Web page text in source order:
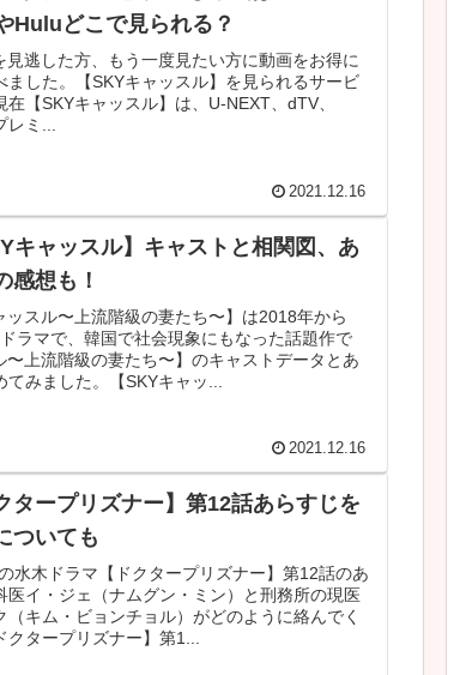
Huluどこで見られる？
見逃した方、もう一度見たい方に動画をお得に
ました。【SKYキャッスル】を見られるサービ
【SKYキャッスル】は、U-NEXT、dTV、
ミ...
2021.12.16
キャッスル】キャストと相関図、あ
感想も！
ッスル〜上流階級の妻たち〜】は2018年から
ラマで、韓国で社会現象にもなった話題作で
〜上流階級の妻たち〜】のキャストデータとあ
みました。【SKYキャッ...
2021.12.16
タープリズナー】第12話あらすじを
ついても
水木ドラマ【ドクタープリズナー】第12話のあ
医イ・ジェ（ナムグン・ミン）と刑務所の現医
（キム・ビョンチョル）がどのように絡んでく
タープリズナー】第1...